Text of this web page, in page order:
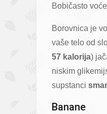
Bobičasto
Borovnica je
vaše telo od
57 kalorija)
niskim
supstanci
Banane